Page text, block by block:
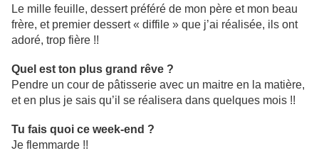
Le mille feuille, dessert préféré de mon père et mon beau
frère, et premier dessert « diffile » que j’ai réalisée, ils ont
adoré, trop fière !!
Quel est ton plus grand rêve ?
Pendre un cour de pâtisserie avec un maitre en la matière,
et en plus je sais qu’il se réalisera dans quelques mois !!
Tu fais quoi ce week-end ?
Je flemmarde !!